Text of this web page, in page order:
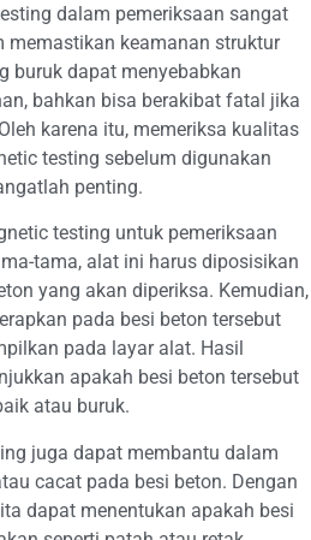
dalam pemeriksaan sangat
memastikan keamanan struktur
buruk dapat menyebabkan
bahkan bisa berakibat fatal jika
karena itu, memeriksa kualitas
testing sebelum digunakan
penting.
testing untuk pemeriksaan
tama, alat ini harus diposisikan
yang akan diperiksa. Kemudian,
pada besi beton tersebut
pada layar alat. Hasil
apakah besi beton tersebut
atau buruk.
juga dapat membantu dalam
cacat pada besi beton. Dengan
dapat menentukan apakah besi